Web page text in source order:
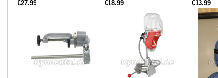
€27.99 €18.99 €13.99